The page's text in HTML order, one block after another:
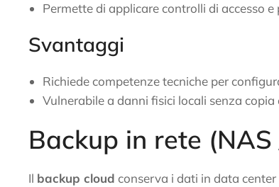
Permette di applicare controlli di accesso
Svantaggi
Richiede competenze tecniche per
Vulnerabile a danni fisici locali senza copia
Backup in rete
Il backup cloud conserva i dati in data